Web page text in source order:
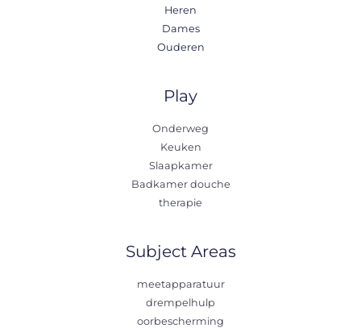
Heren
Dames
Ouderen
Play
Onderweg
Keuken
Slaapkamer
Badkamer douche
therapie
Subject Areas
meetapparatuur
drempelhulp
oorbescherming